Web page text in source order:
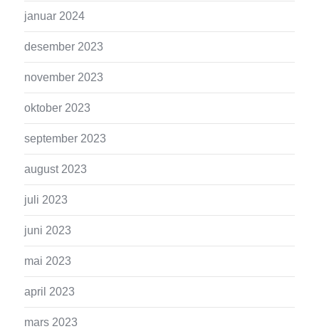
januar 2024
desember 2023
november 2023
oktober 2023
september 2023
august 2023
juli 2023
juni 2023
mai 2023
april 2023
mars 2023